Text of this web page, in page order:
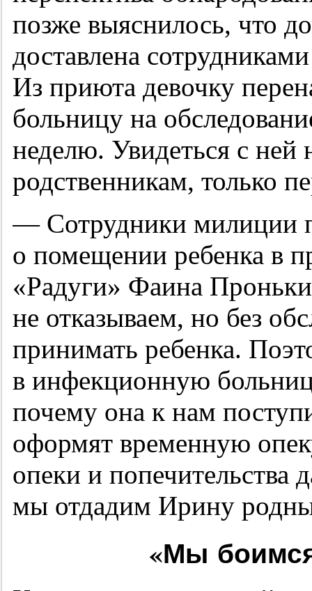
позже выяснилось, что
доставлена
Из приюта девочку
больницу на
неделю. Увидеться с ней
родственникам, только
— Сотрудники милиции
о помещении ребенка в
«Радуги» Фаина
не отказываем, но без
принимать ребенка.
в инфекционную
почему она к нам
оформят временную
опеки и попечительства
мы отдадим Ирину
«Мы